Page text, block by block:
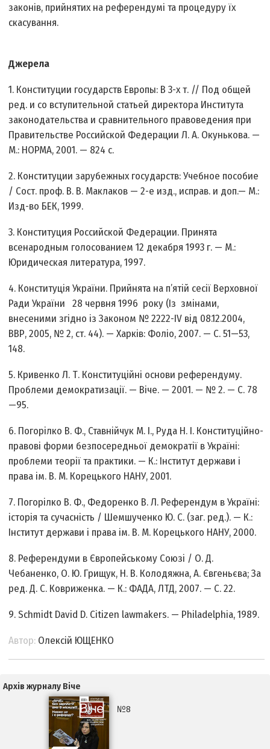
законів, прийнятих на референдумі та процедуру їх
скасування.
Джерела
1. Конституции государств Европы: В 3-х т. // Под общей
ред. и со вступительной статьей директора Института
законодательства и сравнительного правоведения при
Правительстве Российской Федерации Л. А. Окунькова. —
М.: НОРМА, 2001. — 824 с.
2. Конституции зарубежных государств: Учебное пособие
/ Сост. проф. В. В. Маклаков — 2-е изд., исправ. и доп.— М.:
Изд-во БЕК, 1999.
3. Конституция Российской Федерации. Принята
всенародным голосованием 12 декабря 1993 г. — М.:
Юридическая литература, 1997.
4. Конституція України. Прийнята на п’ятій сесії Верховної
Ради України 28 червня 1996 року (Із змінами,
внесеними згідно із Законом № 2222-ІV від 08.12.2004,
ВВР, 2005, № 2, ст. 44). — Харків: Фоліо, 2007. — С. 51—53,
148.
5. Кривенко Л. Т. Конституційні основи референдуму.
Проблеми демократизації. — Віче. — 2001. — № 2. — С. 78
—95.
6. Погорілко В. Ф., Ставнійчук М. І., Руда Н. І. Конституційно-
правові форми безпосередньої демократії в Україні:
проблеми теорії та практики. — К.: Інститут держави і
права ім. В. М. Корецького НАНУ, 2001.
7. Погорілко В. Ф., Федоренко В. Л. Референдум в Україні:
історія та сучасність / Шемшученко Ю. С. (заг. ред.). — К.:
Інститут держави і права ім. В. М. Корецького НАНУ, 2000.
8. Референдуми в Європейському Союзі / О. Д.
Чебаненко, О. Ю. Грищук, Н. В. Колодяжна, А. Євгеньєва; За
ред. Д. С. Ковриженка. — К.: ФАДА, ЛТД, 2007. — С. 22.
9. Schmidt David D. Citizen lawmakers. — Philadelphia, 1989.
Автор: Олексій ЮЩЕНКО
Архів журналу Віче
№8